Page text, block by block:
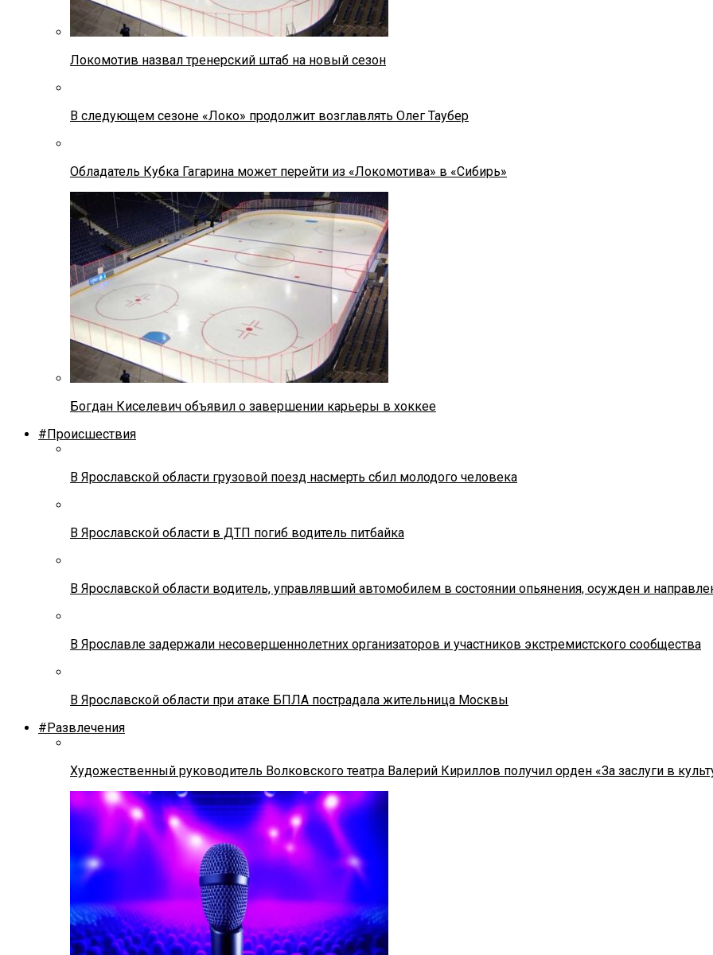
Локомотив назвал тренерский штаб на новый сезон
В следующем сезоне «Локо» продолжит возглавлять Олег Таубер
Обладатель Кубка Гагарина может перейти из «Локомотива» в «Сибирь»
Богдан Киселевич объявил о завершении карьеры в хоккее
#Происшествия
В Ярославской области грузовой поезд насмерть сбил молодого человека
В Ярославской области в ДТП погиб водитель питбайка
В Ярославской области водитель, управлявший автомобилем в состоянии опьянения, осужден и
В Ярославле задержали несовершеннолетних организаторов и участников экстремистского сообщества
В Ярославской области при атаке БПЛА пострадала жительница Москвы
#Развлечения
Художественный руководитель Волковского театра Валерий Кириллов получил орден «За заслуги в